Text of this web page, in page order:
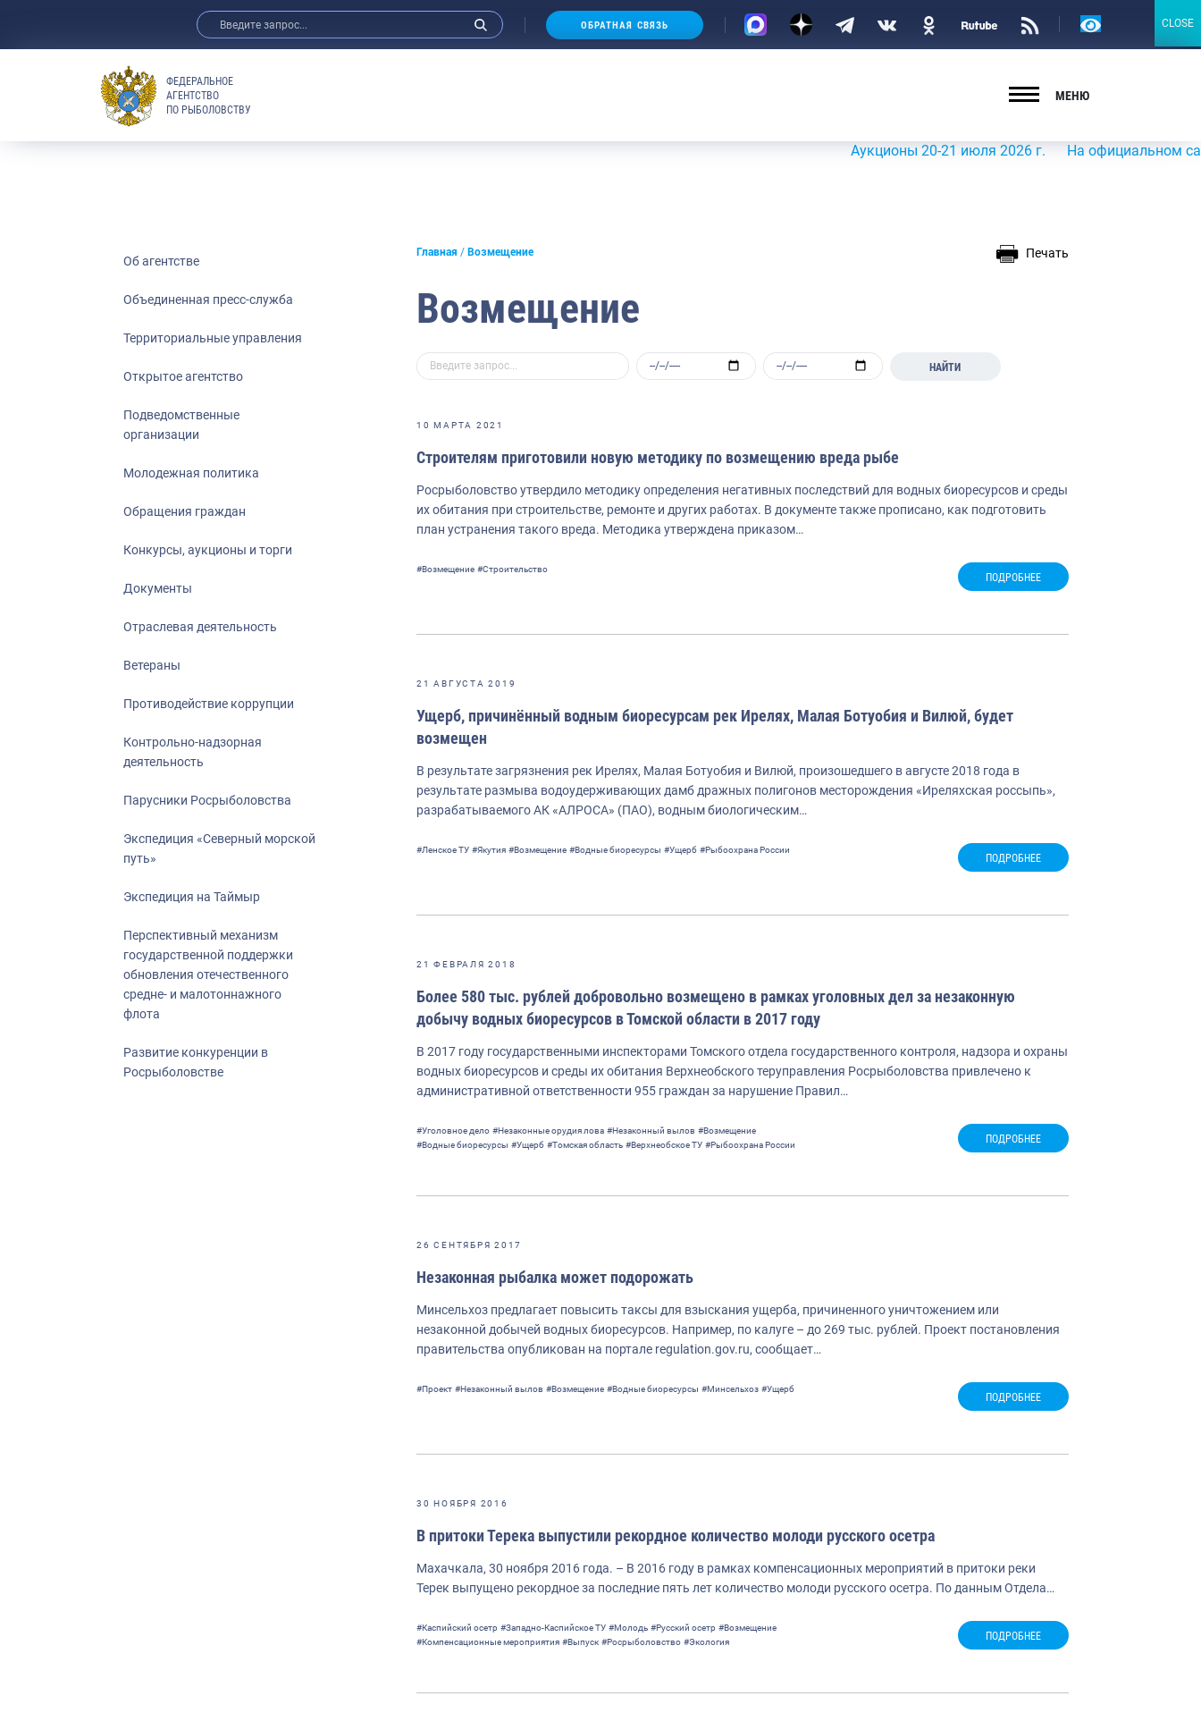
ОБРАТНАЯ СВЯЗЬ
Версия
ФЕДЕРАЛЬНОЕ
АГЕНТСТВО
ПО РЫБОЛОВСТВУ
МЕНЮ
Аукционы 20-21 июля 2026 г. На официальном сайте
Об агентстве
Объединенная пресс-служба
Территориальные управления
Открытое агентство
Подведомственные
организации
Молодежная политика
Обращения граждан
Конкурсы, аукционы и торги
Документы
Отраслевая деятельность
Ветераны
Противодействие коррупции
Контрольно-надзорная
деятельность
Парусники Росрыболовства
Экспедиция «Северный морской
путь»
Экспедиция на Таймыр
Перспективный механизм
государственной поддержки
обновления отечественного
средне- и малотоннажного
флота
Развитие конкуренции в
Росрыболовстве
Главная Возмещение Печать
Возмещение
НАЙТИ
10 МАРТА 2021
Строителям приготовили новую методику по возмещению вреда рыбе
Росрыболовство утвердило методику определения негативных последствий для водных биоресурсов и среды
их обитания при строительстве, ремонте и других работах. В документе также прописано, как подготовить
план устранения такого вреда. Методика утверждена приказом…
#Возмещение #Строительство
ПОДРОБНЕЕ
21 АВГУСТА 2019
Ущерб, причинённый водным биоресурсам рек Ирелях, Малая Ботуобия и Вилюй, будет
возмещен
В результате загрязнения рек Ирелях, Малая Ботуобия и Вилюй, произошедшего в августе 2018 года в
результате размыва водоудерживающих дамб дражных полигонов месторождения «Иреляхская россыпь»,
разрабатываемого АК «АЛРОСА» (ПАО), водным биологическим…
#Ленское ТУ #Якутия #Возмещение #Водные биоресурсы #Ущерб #Рыбоохрана России
ПОДРОБНЕЕ
21 ФЕВРАЛЯ 2018
Более 580 тыс. рублей добровольно возмещено в рамках уголовных дел за незаконную
добычу водных биоресурсов в Томской области в 2017 году
В 2017 году государственными инспекторами Томского отдела государственного контроля, надзора и охраны
водных биоресурсов и среды их обитания Верхнеобского теруправления Росрыболовства привлечено к
административной ответственности 955 граждан за нарушение Правил…
#Уголовное дело #Незаконные орудия лова #Незаконный вылов #Возмещение
#Водные биоресурсы #Ущерб #Томская область #Верхнеобское ТУ #Рыбоохрана России ПОДРОБНЕЕ
26 СЕНТЯБРЯ 2017
Незаконная рыбалка может подорожать
Минсельхоз предлагает повысить таксы для взыскания ущерба, причиненного уничтожением или
незаконной добычей водных биоресурсов. Например, по калуге – до 269 тыс. рублей. Проект постановления
правительства опубликован на портале regulation.gov.ru, сообщает…
#Проект #Незаконный вылов #Возмещение #Водные биоресурсы #Минсельхоз #Ущерб
ПОДРОБНЕЕ
30 НОЯБРЯ 2016
В притоки Терека выпустили рекордное количество молоди русского осетра
Махачкала, 30 ноября 2016 года. – В 2016 году в рамках компенсационных мероприятий в притоки реки
Терек выпущено рекордное за последние пять лет количество молоди русского осетра. По данным Отдела…
#Каспийский осетр #Западно-Каспийское ТУ #Молодь #Русский осетр #Возмещение
#Компенсационные мероприятия #Выпуск #Росрыболовство #Экология ПОДРОБНЕЕ
CLOSE
CLOSE